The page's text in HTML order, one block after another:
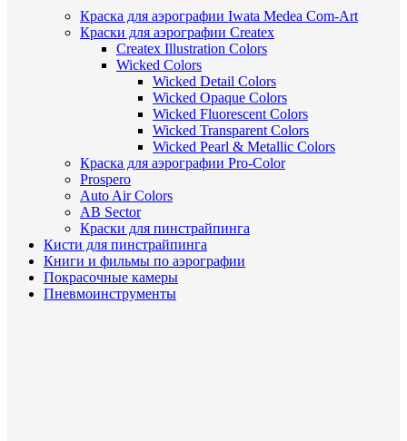
Краска для аэрографии Iwata Medea Com-Art
Краски для аэрографии Createx
Createx Illustration Colors
Wicked Colors
Wicked Detail Colors
Wicked Opaque Colors
Wicked Fluorescent Colors
Wicked Transparent Colors
Wicked Pearl & Metallic Colors
Краска для аэрографии Pro-Color
Prospero
Auto Air Colors
AB Sector
Краски для пинстрайпинга
Кисти для пинстрайпинга
Книги и фильмы по аэрографии
Покрасочные камеры
Пневмоинструменты